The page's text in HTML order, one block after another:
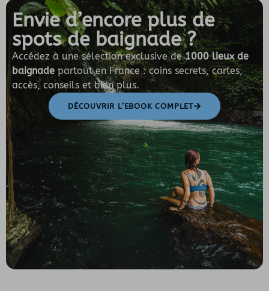
Envie d’encore plus de
spots de baignade ?
Accédez à une sélection exclusive de1000 lieux de
baignade partout en France : coins secrets, cartes,
accès, conseils et bien plus.
DÉCOUVRIR L’EBOOK COMPLET